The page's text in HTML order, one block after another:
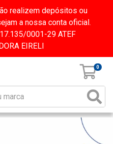
realizem depósitos ou
a nossa conta oficial.
0001-29 ATEF
EIRELI
0